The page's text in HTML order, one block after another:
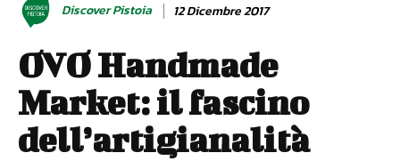
Discover Pistoia 12 Dicembre 2017
OVO Handmade
Market: il fascino
dell’artigianalità